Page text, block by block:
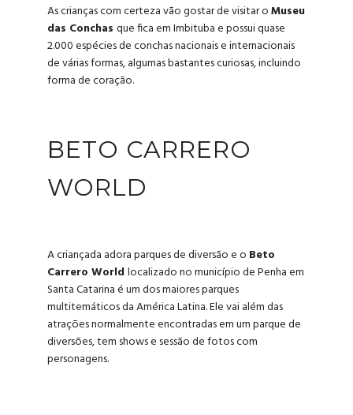
As crianças com certeza vão gostar de visitar oMuseu
das Conchas que fica em Imbituba e possui quase
2.000 espécies de conchas nacionais e internacionais
de várias formas, algumas bastantes curiosas, incluindo
forma de coração.
BETO CARRERO
WORLD
A criançada adora parques de diversão e o Beto
Carrero Worldlocalizado no município de Penha em
Santa Catarina é um dos maiores parques
multitemáticos da América Latina. Ele vai além das
atrações normalmente encontradas em um parque de
diversões, tem shows e sessão de fotos com
personagens.